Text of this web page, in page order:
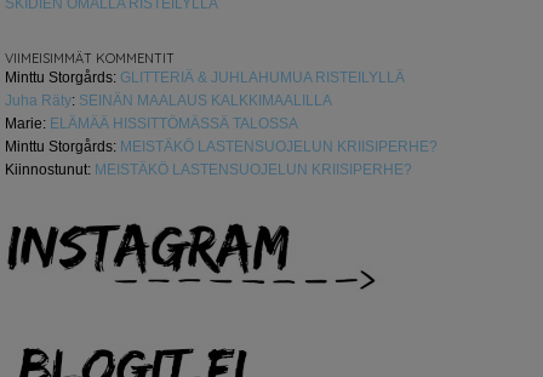
SKIDIEN OMALLA RISTEILYLLÄ
VIIMEISIMMÄT KOMMENTIT
Minttu Storgårds: GLITTERIÄ & JUHLAHUMUA RISTEILYLLÄ
Juha Räty: SEINÄN MAALAUS KALKKIMAALILLA
Marie: ELÄMÄÄ HISSITTÖMÄSSÄ TALOSSA
Minttu Storgårds: MEISTÄKÖ LASTENSUOJELUN KRIISIPERHE?
Kiinnostunut: MEISTÄKÖ LASTENSUOJELUN KRIISIPERHE?